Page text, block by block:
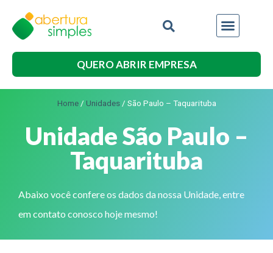
QUERO ABRIR EMPRESA
Home/ Unidades/ São Paulo – Taquarituba
Unidade São Paulo –
Taquarituba
Abaixo você confere os dados da nossa Unidade, entre
em contato conosco hoje mesmo!